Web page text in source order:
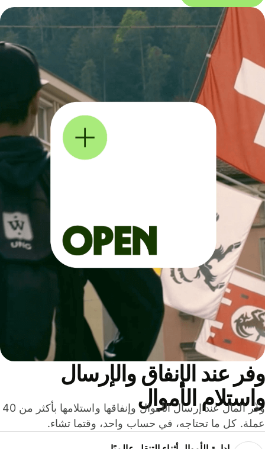
عند الإنفاق والإرسال
الأموال
وفّر المال عند إرسال الأموال وإنفاقها واستلامها بأكثر من 40
كل ما تحتاجه، في حساب واحد، وقتما تشاء.